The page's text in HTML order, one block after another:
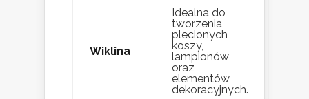
Wiklina
Idealna do
tworzenia
plecionych
koszy,
lampionów
oraz
elementów
dekoracyjnych.